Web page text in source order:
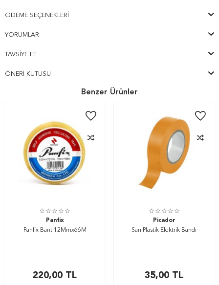
ÖDEME SEÇENEKLERI
YORUMLAR
TAVSIYE ET
ÖNERI KUTUSU
Benzer Ürünler
Panfix
Panfix Bant 12Mmx66M
220,00 TL
Picador
Sarı Plastik Elektrik Bandı
35,00 TL